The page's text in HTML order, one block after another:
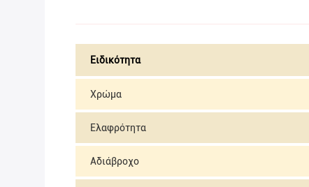
Ειδικότητα
Χρώμα
Ελαφρότητα
Αδιάβροχο